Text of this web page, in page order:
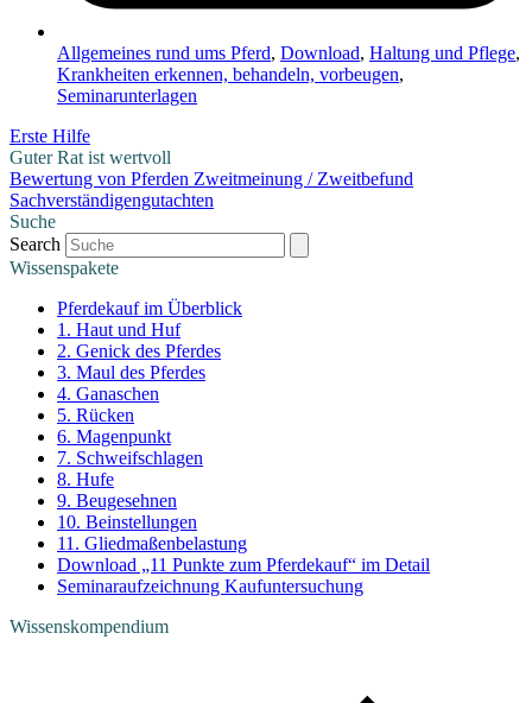
Allgemeines rund ums Pferd, Download, Haltung und Pflege,
Krankheiten erkennen, behandeln, vorbeugen,
Seminarunterlagen
Erste Hilfe
Guter Rat ist wertvoll
Bewertung von Pferden Zweitmeinung / Zweitbefund
Sachverständigengutachten
Suche
Search
Wissenspakete
Pferdekauf im Überblick
1. Haut und Huf
2. Genick des Pferdes
3. Maul des Pferdes
4. Ganaschen
5. Rücken
6. Magenpunkt
7. Schweifschlagen
8. Hufe
9. Beugesehnen
10. Beinstellungen
11. Gliedmaßenbelastung
Download „11 Punkte zum Pferdekauf“ im Detail
Seminaraufzeichnung Kaufuntersuchung
Wissenskompendium